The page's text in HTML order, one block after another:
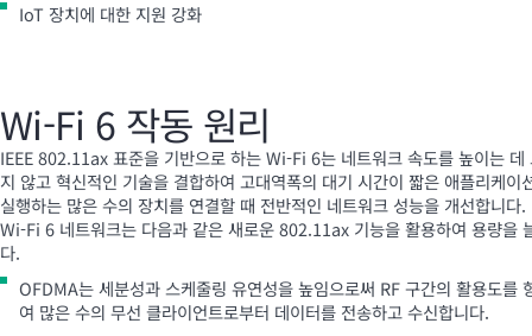
IoT 장치에 대한 지원 강화
Wi-Fi 6 작동 원리
IEEE 802.11ax 표준을 기반으로 하는Wi-Fi 6는 네트워크 속도를 높이는 데
지 않고 혁신적인 기술을 결합하여 고대역폭의 대기 시간이 짧은 애플리케이
실행하는 많은 수의 장치를 연결할 때 전반적인 네트워크 성능을 개선합니다.
Wi-Fi 6 네트워크는 다음과 같은 새로운 802.11ax 기능을 활용하여 용량을
다.
OFDMA는 세분성과 스케줄링 유연성을 높임으로써 RF 구간의 활용도를
여 많은 수의 무선 클라이언트로부터 데이터를 전송하고 수신합니다.